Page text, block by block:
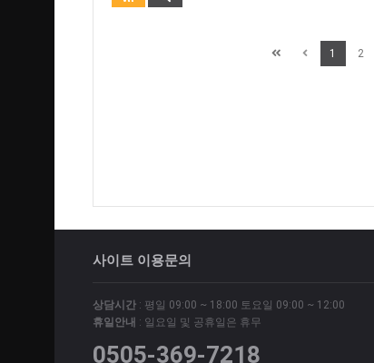
1 2
사이트 이용문의
상담시간 : 평일 09:00 ~ 18:00 토요일 09:00 ~ 12:00
휴일안내 : 일요일 및 공휴일은 휴무
0505-369-7218